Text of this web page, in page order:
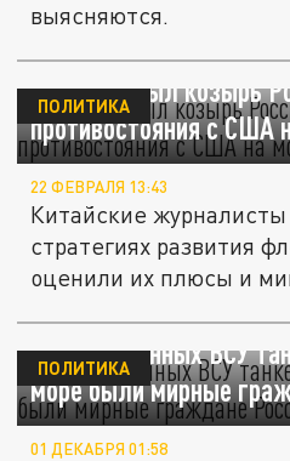
выясняются.
Sohu раскрыл козырь
противостояния с США
ПОЛИТИКА
22 ФЕВРАЛЯ 13:43
Китайские журналисты
стратегиях развития
оценили их плюсы и
На атакованных ВСУ
море были мирные
ПОЛИТИКА
01 ДЕКАБРЯ 01:58